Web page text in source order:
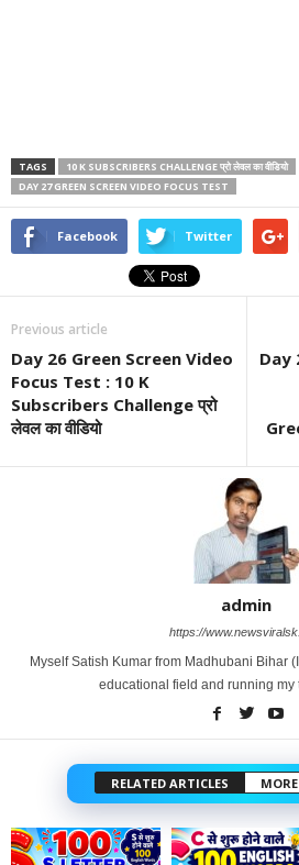
TAGS
10 K SUBSCRIBERS CHALLENGE प्रो लेवल का वीडियो
DAY 27 GREEN SCREEN VIDEO FOCUS TEST
Facebook Twitter
Previous article
Day 26 Green Screen Video
Focus Test : 10 K
Subscribers Challenge प्रो
लेवल का वीडियो
Day
admin
https://
Myself Satish Kumar from Madhubani Bihar
educational field and running my
RELATED ARTICLES